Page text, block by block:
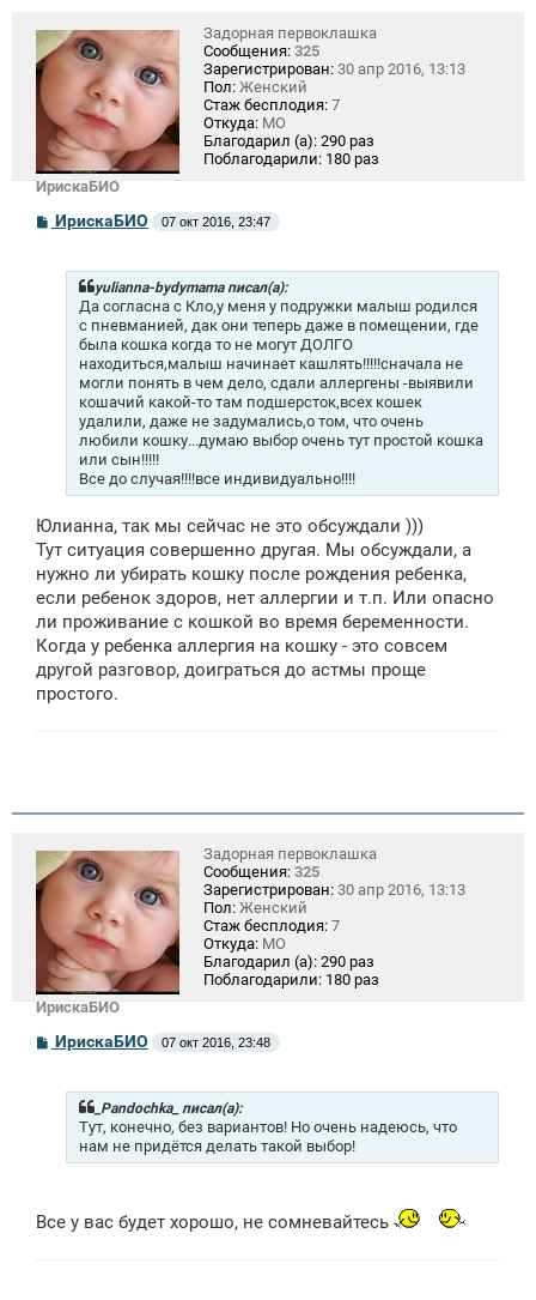
ИрискаБИО
Задорная первоклашка
Сообщения: 325
Зарегистрирован: 30 апр 2016, 13:13
Пол: Женский
Стаж бесплодия: 7
Откуда: МО
Благодарил (а): 290 раз
Поблагодарили: 180 раз
СИрискаБИО 07 окт 2016, 23:47
yulianna-bydymama писал(а):
Да согласна с Кло,у меня у подружки малыш родился
с пневманией, дак они теперь даже в помещении, где
была кошка когда то не могут ДОЛГО
находиться,малыш начинает кашлять!!!!!сначала не
могли понять в чем дело, сдали аллергены -выявили
кошачий какой-то там подшерсток,всех кошек
удалили, даже не задумались,о том, что очень
любили кошку...думаю выбор очень тут простой кошка
или сын!!!!!
Все до случая!!!!все индивидуально!!!!
Юлианна, так мы сейчас не это обсуждали )))
Тут ситуация совершенно другая. Мы обсуждали, а
нужно ли убирать кошку после рождения ребенка,
если ребенок здоров, нет аллергии и т.п. Или опасно
ли проживание с кошкой во время беременности.
Когда у ребенка аллергия на кошку - это совсем
другой разговор, доиграться до астмы проще
простого.
ИрискаБИО
Задорная первоклашка
Сообщения: 325
Зарегистрирован: 30 апр 2016, 13:13
Пол: Женский
Стаж бесплодия: 7
Откуда: МО
Благодарил (а): 290 раз
Поблагодарили: 180 раз
СИрискаБИО 07 окт 2016, 23:48
_Pandochka_ писал(а):
Тут, конечно, без вариантов! Но очень надеюсь, что
нам не придётся делать такой выбор!
Все у вас будет хорошо, не сомневайтесь